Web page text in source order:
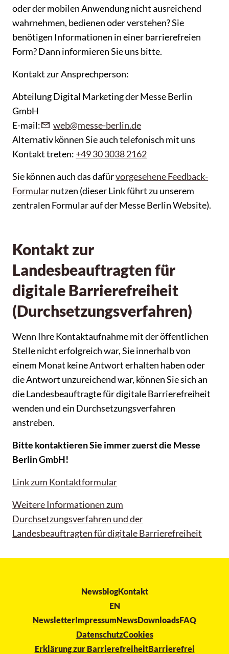
oder der mobilen Anwendung nicht ausreichend
wahrnehmen, bedienen oder verstehen? Sie
benötigen Informationen in einer barrierefreien
Form? Dann informieren Sie uns bitte.
Kontakt zur Ansprechperson:
Abteilung Digital Marketing der Messe Berlin
GmbH
E-mail:
web@messe-berlin.de
Alternativ können Sie auch telefonisch mit uns
Kontakt treten: +49 30 3038 2162
Sie können auch das dafürvorgesehene Feedback-
Formularnutzen (dieser Link führt zu unserem
zentralen Formular auf der Messe Berlin Website).
Kontakt zur
Landesbeauftragten für
digitale Barrierefreiheit
(Durchsetzungsverfahren)
Wenn Ihre Kontaktaufnahme mit der öffentlichen
Stelle nicht erfolgreich war, Sie innerhalb von
einem Monat keine Antwort erhalten haben oder
die Antwort unzureichend war, können Sie sich an
die Landesbeauftragte für digitale Barrierefreiheit
wenden und ein Durchsetzungsverfahren
anstreben.
Bitte kontaktieren Sie immer zuerst die Messe
Berlin GmbH!
Link zum Kontaktformular
Weitere Informationen zum
Durchsetzungsverfahren und der
Landesbeauftragten für digitale Barrierefreiheit
NewsblogKontakt
EN
NewsletterImpressumNewsDownloadsFAQ
DatenschutzCookies
Erklärung zur BarrierefreiheitBarrierefrei